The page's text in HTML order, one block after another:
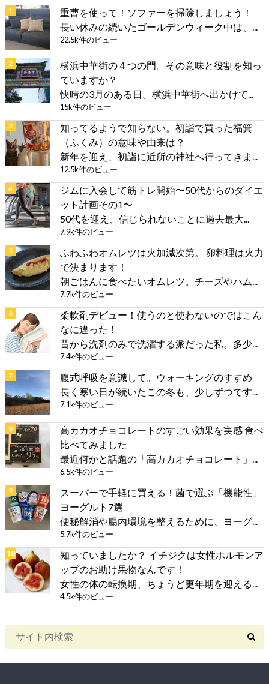
重曹を使って！ソファーを掃除しましょう！
長い休みの続いたゴールデンウィーク中は、...
22.5k件のビュー
横浜中華街の４つの門。その意味と役割を知っ
ていますか？
快晴の3月のある日。横浜中華街へ出かけて...
15k件のビュー
知ってるようで知らない。初詣で買った福箕
（ふくみ）の意味や由来は？
新年を迎え、初詣に近所の神社へ行ってきま...
12.5k件のビュー
ジムに入会して筋トレ開始〜50代からのダイエ
ット計画その1〜
50代を迎え、信じられないことに過去最大...
7.9k件のビュー
ふわふわオムレツは火加減次第。 卵料理は火力
で決まります！
朝ごはんに食べたいオムレツ。チーズやハム...
7.7k件のビュー
柔軟剤デビュー！使うのと使わないのではこん
なに違った！
昔から洗剤のみで洗濯する派だった私。多少...
7.4k件のビュー
腹式呼吸を意識して。ウォーキングのすすめ
長く寒い日が続いたこの冬も、少しずつです...
7.1k件のビュー
高カカオチョコレートのすごい効果を実感 食べ
比べてみました
最近何かと話題の「高カカオチョコレート」...
6.5k件のビュー
スーパーで手軽に買える！菌で選ぶ「機能性」
ヨーグルト7選
便秘解消や腸内環境を整えるために、ヨーグ...
5.7k件のビュー
知っていましたか？ イチジクは女性ホルモンア
ップのお助け果物なんです！
女性の体の転換期、ちょうど更年期を迎える...
4.5k件のビュー